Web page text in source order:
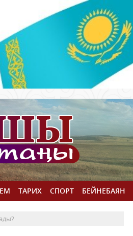
ТАРИХ СПОРТ БЕЙНЕБАЯН